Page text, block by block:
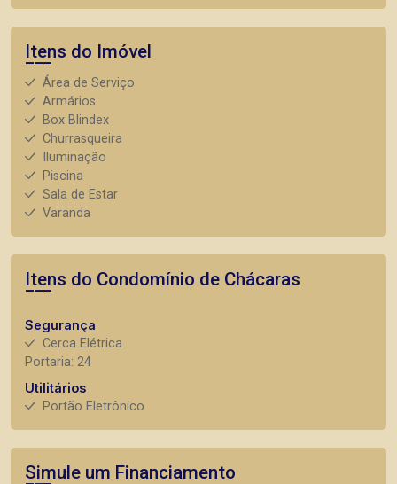
Itens do Imóvel
Área de Serviço
Armários
Box Blindex
Churrasqueira
Iluminação
Piscina
Sala de Estar
Varanda
Itens do Condomínio de Chácaras
Segurança
Cerca Elétrica
Portaria: 24
Utilitários
Portão Eletrônico
Simule um Financiamento